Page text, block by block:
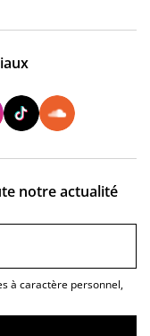
YoutubeInstagram
notre actualité
à caractère personnel,